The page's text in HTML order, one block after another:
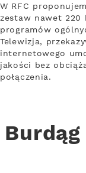
W RFC
zestaw nawet 220
programów
Telewizja,
internetowego
jakości bez
połączenia.